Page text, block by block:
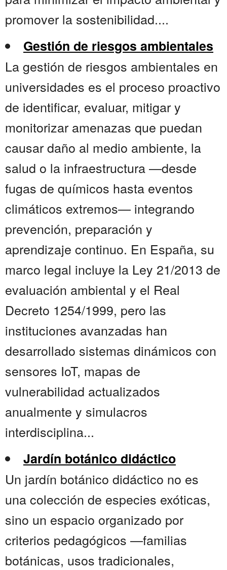
promover la sostenibilidad....
Gestión de riesgos ambientales
La gestión de riesgos ambientales en
universidades es el proceso proactivo
de identificar, evaluar, mitigar y
monitorizar amenazas que puedan
causar daño al medio ambiente, la
salud o la infraestructura —desde
fugas de químicos hasta eventos
climáticos extremos— integrando
prevención, preparación y
aprendizaje continuo. En España, su
marco legal incluye la Ley 21/2013 de
evaluación ambiental y el Real
Decreto 1254/1999, pero las
instituciones avanzadas han
desarrollado sistemas dinámicos con
sensores IoT, mapas de
vulnerabilidad actualizados
anualmente y simulacros
interdisciplina...
Jardín botánico didáctico
Un jardín botánico didáctico no es
una colección de especies exóticas,
sino un espacio organizado por
criterios pedagógicos —familias
botánicas, usos tradicionales,